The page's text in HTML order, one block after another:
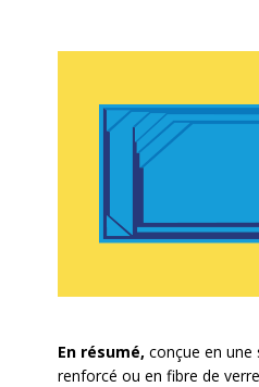
En résumé, conçue en une
renforcé ou en fibre de